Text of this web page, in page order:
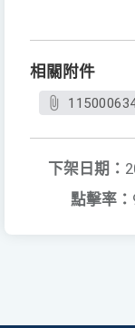
相關附件
下架日期：
點擊率：